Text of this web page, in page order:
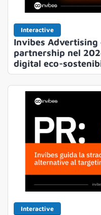
Interactive
Invibes Advertising
partnership nel
digital eco-
Interactive